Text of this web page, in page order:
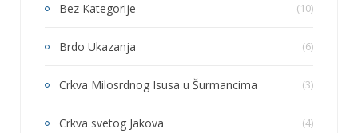
Bez Kategorije (10)
Brdo Ukazanja (6)
Crkva Milosrdnog Isusa u Šurmancima (3)
Crkva svetog Jakova (4)